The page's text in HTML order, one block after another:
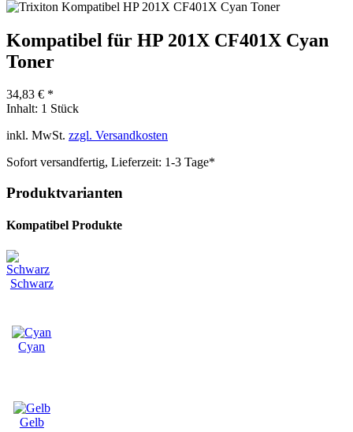
Kompatibel für HP 201X CF401X Cyan
Toner
34,83 € *
Inhalt: 1 Stück
inkl. MwSt. zzgl. Versandkosten
Sofort versandfertig, Lieferzeit: 1-3 Tage*
Produktvarianten
Kompatibel Produkte
Schwarz
Cyan
Gelb